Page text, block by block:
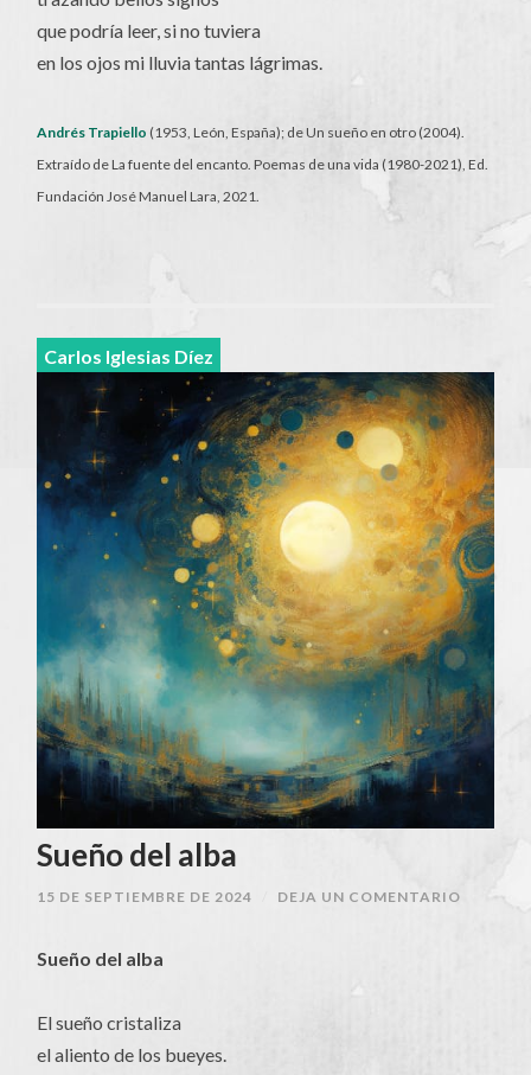
que podría leer, si no tuviera
en los ojos mi lluvia tantas lágrimas.
Andrés Trapiello (1953, León, España); de Un sueño en otro (2004).
Extraído de La fuente del encanto. Poemas de una vida (1980-2021), Ed.
Fundación José Manuel Lara, 2021.
Carlos Iglesias Díez
Sueño del alba
15 DE SEPTIEMBRE DE 2024 DEJA UN COMENTARIO
Sueño del alba
El sueño cristaliza
el aliento de los bueyes.